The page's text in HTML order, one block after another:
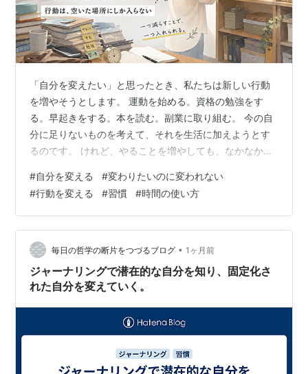
「自分を変えたい」と思ったとき、私たちは新しい行動
を増やそうとします。 運動を始める。資格の勉強をす
る。早起きをする。本を読む。副業に取り組む。 今の自
分に足りないものを考えて、それを生活に加えようとす
るのです。 けれど、やることを増やしても、なかなか続
だったのに、疲れて何もできなかった。朝に運動しよう
として早起きを始めたものの、睡眠不足になってしまっ
た。副業の時間を作ろうとして、家族との時間や休息ま
で削ってしまった。 変わりたい気持ちはあるのに、行動
が続かない。 そんな日が重なると、「自分は意志が弱い
のではないか」「本当は変わる気がないので…
#自分を変える #変わりたいのに変われない
#行動を変える #習慣 #時間の使い方
毎日の哲学の断片をつづるブログ • 1ヶ月前
ジャーナリングで潜在的な自分を知り、固定化さ
れた自分を変えていく。